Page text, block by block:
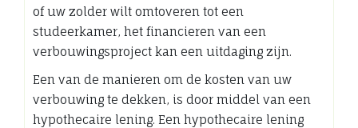
of uw zolder wilt omtoveren tot een
studeerkamer, het financieren van een
verbouwingsproject kan een uitdaging zijn.
Een van de manieren om de kosten van uw
verbouwing te dekken, is door middel van een
hypothecaire lening. Een hypothecaire lening